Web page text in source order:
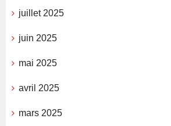
juillet 2025
juin 2025
mai 2025
avril 2025
mars 2025